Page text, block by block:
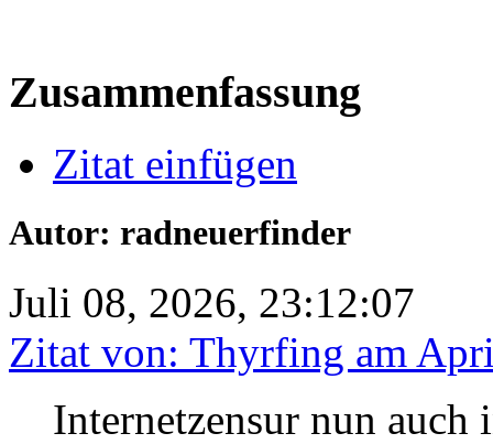
Zusammenfassung
Zitat einfügen
Autor: radneuerfinder
Juli 08, 2026, 23:12:07
Zitat von: Thyrfing am
Internetzensur nun auch